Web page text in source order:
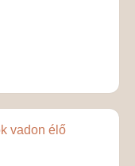
vadon élő